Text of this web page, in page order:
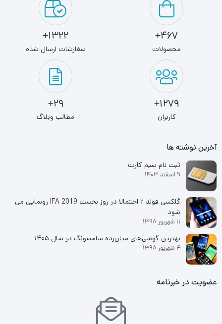
467+
محصولات
1322+
سفارشات ارسال شده
1279+
کاربران
29+
مطالب وبلاگ
آخرین نوشته ها
ثبت نام سیم کارت
9 اسفند 1403
گلکسی فولد ۲ احتمالا در روز نخست IFA 2019 رونمایی می
شود
11 شهریور 1398
بهترین گوشی‌های میان‌رده سامسونگ در سال ۱۴۰۵
4 شهریور 1398
عضویت در خبرنامه